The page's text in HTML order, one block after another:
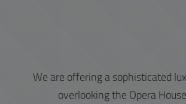
We are offering a sophisticated
overlooking the Opera